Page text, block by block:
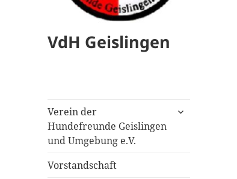
VdH Geislingen
Verein der
Hundefreunde Geislingen
und Umgebung e.V.
untermenü
Vorstandschaft